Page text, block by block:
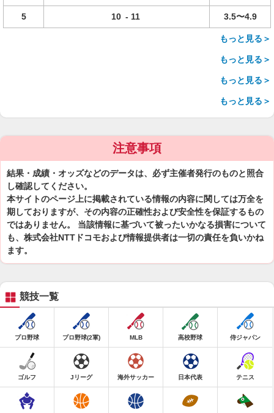
5 10 - 11 3.5〜4.9
もっと見る＞
もっと見る＞
もっと見る＞
もっと見る＞
注意事項
結果・成績・オッズなどのデータは、必ず主催者発行のものと照合
し確認してください。
本サイトのページ上に掲載されている情報の内容に関しては万全を
期しておりますが、その内容の正確性および安全性を保証するもの
ではありません。 当該情報に基づいて被ったいかなる損害について
も、株式会社NTTドコモおよび情報提供者は一切の責任を負いかね
ます。
競技一覧
プロ野球 プロ野球(2軍) MLB 高校野球 侍ジャパン
ゴルフ Jリーグ 海外サッカー 日本代表 テニス